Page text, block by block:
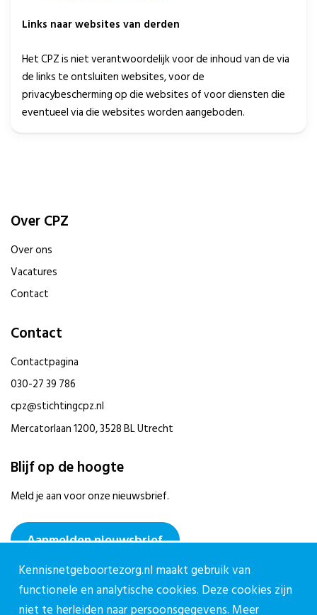
Links naar websites van derden
Het CPZ is niet verantwoordelijk voor de inhoud van de via
de links te ontsluiten websites, voor de
privacybescherming op die websites of voor diensten die
eventueel via die websites worden aangeboden.
Over CPZ
Over ons
Vacatures
Contact
Contact
Contactpagina
030-27 39 786
cpz@stichtingcpz.nl
Mercatorlaan 1200, 3528 BL Utrecht
Blijf op de hoogte
Meld je aan voor onze nieuwsbrief.
Aanmelden nieuwsbrief
Kennisnetgeboortezorg.nl maakt gebruik van
functionele en analytische cookies. Deze cookies zijn
niet te herleiden naar persoonsgegevens. Meer